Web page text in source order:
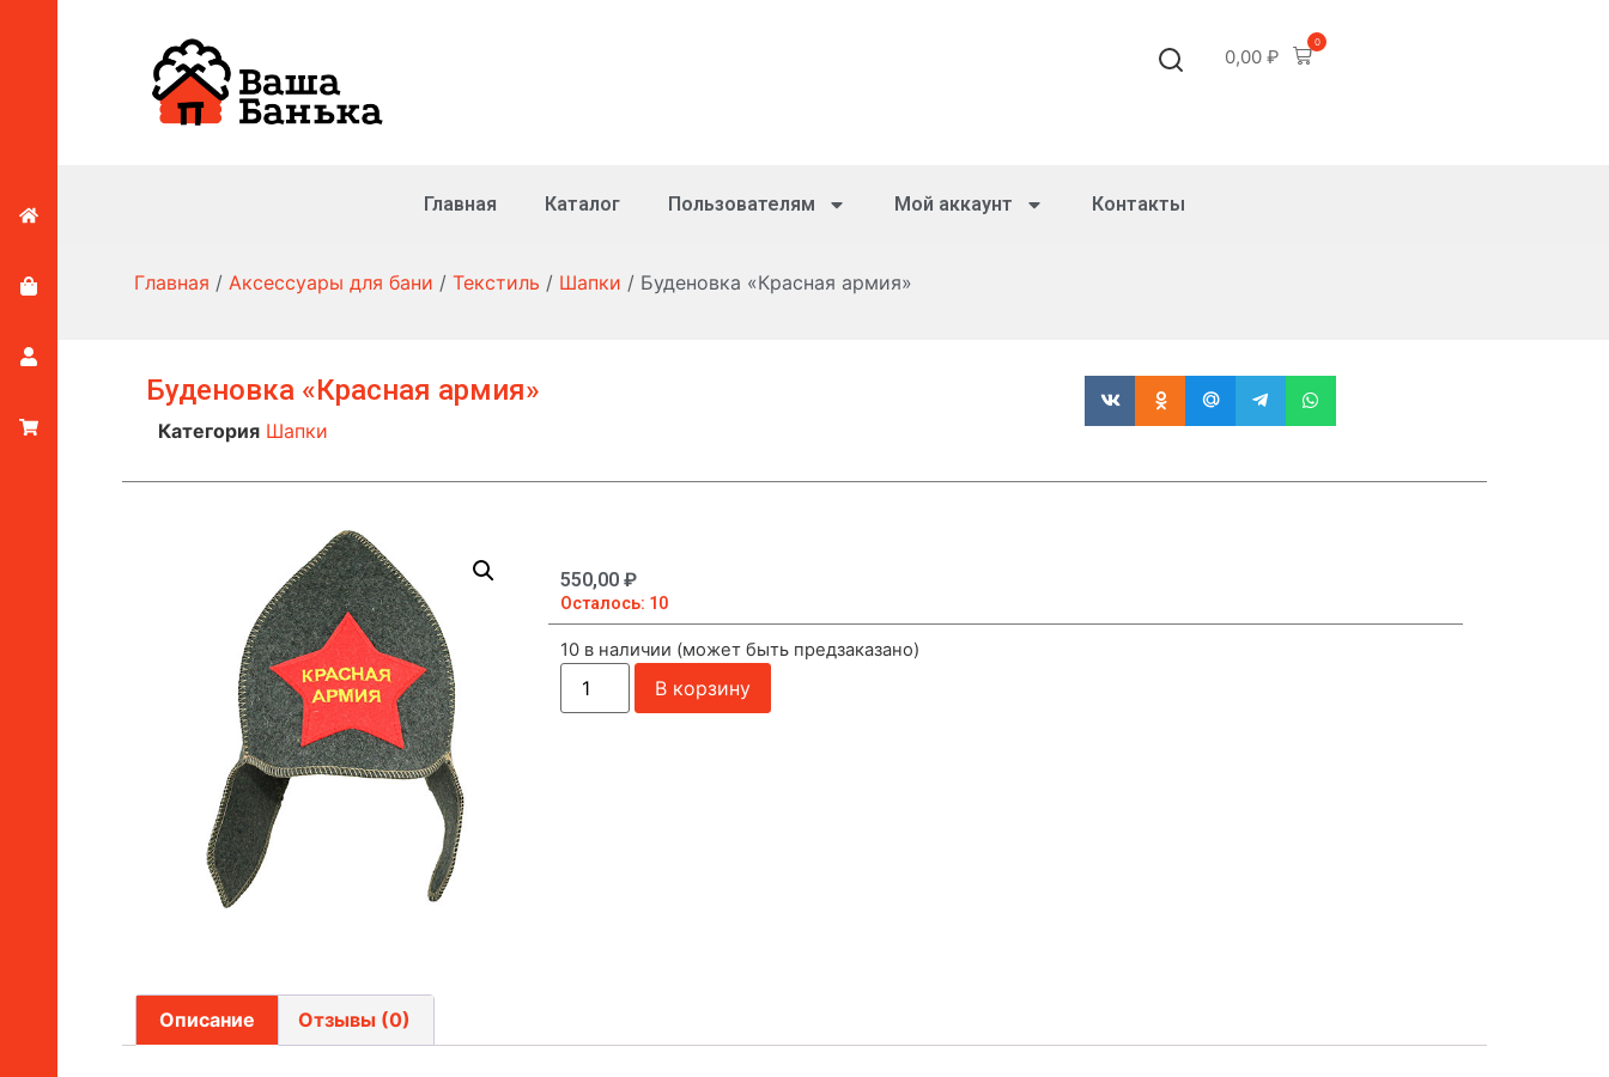
0,00 ₽
0
Главная Каталог Пользователям Мой аккаунт Контакты
Главная / Аксессуары для бани / Текстиль / Шапки / Буденовка «Красная армия»
Буденовка «Красная армия»
Категория Шапки
550,00 ₽
Осталось: 10
10 в наличии (может быть предзаказано)
В корзину
Описание Отзывы (0)